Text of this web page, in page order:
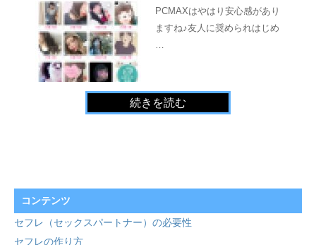
PCMAXはやはり安心感があり
ますね♪友人に奨められはじめ
続きを読む
コンテンツ
セフレ（セックスパートナー）の必要性
セフレの作り方